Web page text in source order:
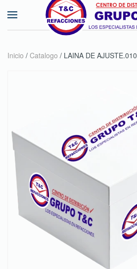
Skip to main content
Inicio / Catalogo / LAINA DE AJUSTE.010